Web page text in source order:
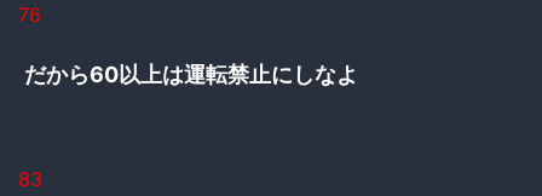
76
だから60以上は運転禁止にしなよ
83